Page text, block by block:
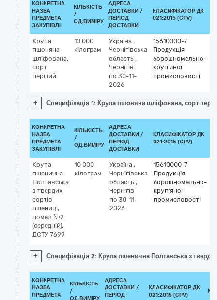
КОНКРЕТНА
НАЗВА
ПРЕДМЕТА
ЗАКУПІВЛІ
КІЛЬКІСТЬ
/
ОД.ВИМІРУ
АДРЕСА
ДОСТАВКИ /
ПЕРІОД
ДОСТАВКИ
КЛАСИФІКАТОР ДК
021:2015 (CPV)
Крупа
пшоняна
шліфована,
сорт
перший
10 000
кілограм
Україна ,
Чернігівська
область ,
Чернігів
по 30-11-
2026
15610000-7
Продукція
борошномельно-
круп'яної
промисловості
+ Специфікація 1: Крупа пшоняна шліфована, сорт
КОНКРЕТНА
НАЗВА
ПРЕДМЕТА
ЗАКУПІВЛІ
КІЛЬКІСТЬ
/
ОД.ВИМІРУ
АДРЕСА
ДОСТАВКИ /
ПЕРІОД
ДОСТАВКИ
КЛАСИФІКАТОР ДК
021:2015 (CPV)
Крупа
пшенична
Полтавська
з твердих
сортів
пшениці,
помел №2
(середній),
ДСТУ 7699
10 000
кілограм
Україна ,
Чернігівська
область ,
Чернігів
по 30-11-
2026
15610000-7
Продукція
борошномельно-
круп'яної
промисловості
+ Специфікація 2: Крупа пшенична Полтавська з
КОНКРЕТНА
НАЗВА
ПРЕДМЕТА
КІЛЬКІСТЬ
/
ОД.ВИМІРУ
АДРЕСА
ДОСТАВКИ /
ПЕРІОД
КЛАСИФІКАТОР ДК
021:2015 (CPV)